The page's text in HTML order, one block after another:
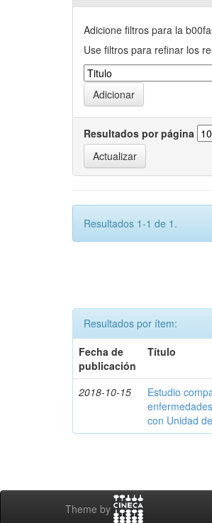
Adicione filtros para la
Use filtros para refinar los
Resultados por página
Resultados 1-1 de 1.
Resultados por ítem:
Fecha de
publicación
Título
2018-10-15
Estudio
con Unidad
Theme by